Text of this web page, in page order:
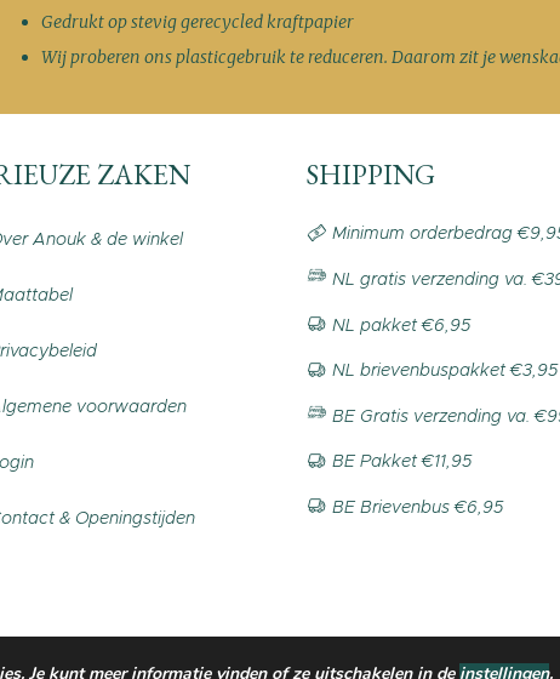
Gedrukt op stevig gerecycled kraftpapier
Wij proberen ons plasticgebruik te reduceren. Daarom zit je
ZAKEN
Anouk & de winkel
voorwaarden
& Openingstijden
SHIPPING
Minimum orderbedrag
NL gratis verzending va.
NL pakket €6,95
NL brievenbuspakket €3,95
BE Gratis verzending va.
BE Pakket €11,95
BE Brievenbus €6,95
Je kunt meer informatie vinden of ze uitschakelen in de instellingen.